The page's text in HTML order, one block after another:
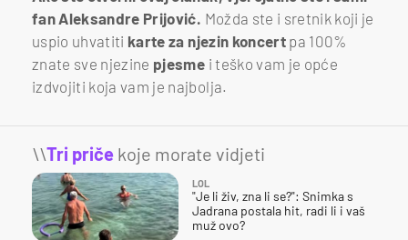
fan Aleksandre Prijović. Možda ste i sretnik koji je
uspio uhvatiti karte za njezin koncert pa 100%
znate sve njezine pjesme i teško vam je opće
izdvojiti koja vam je najbolja.
\\Tri priče koje morate vidjeti
LOL
"Je li živ, zna li se?": Snimka s
Jadrana postala hit, radi li i vaš
muž ovo?